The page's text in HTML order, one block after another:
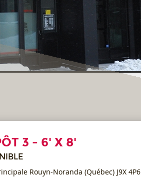
3 - 6' X 8'
Rouyn-Noranda (Québec) J9X 4P6